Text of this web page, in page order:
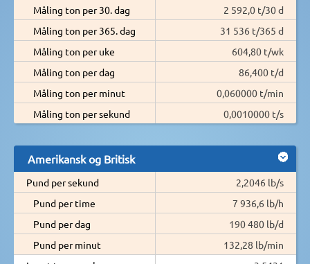
Måling ton per 30. dag
2 592,0 t/30 d
Måling ton per 365. dag
31 536 t/365 d
Måling ton per uke
604,80 t/wk
Måling ton per dag
86,400 t/d
Måling ton per minut
0,060000 t/min
Måling ton per sekund
0,0010000 t/s
Amerikansk og Britisk
Pund per sekund
2,2046 lb/s
Pund per time
7 936,6 lb/h
Pund per dag
190 480 lb/d
Pund per minut
132,28 lb/min